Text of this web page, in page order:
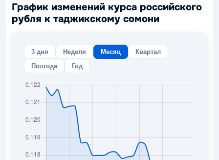
График изменений курса российского
рубля к таджикскому сомони
3 дня Неделя Месяц
Квартал
Полгода
Год